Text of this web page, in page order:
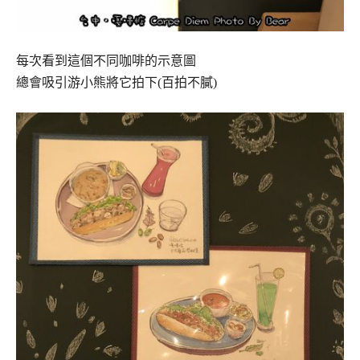
每次看到這個不同咖啡的示意圖
總會吸引游小熊將它拍下(百拍不膩)